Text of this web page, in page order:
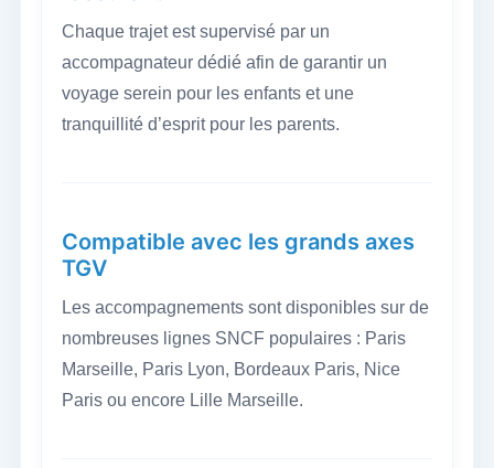
Chaque trajet est supervisé par un
accompagnateur dédié afin de garantir un
voyage serein pour les enfants et une
tranquillité d’esprit pour les parents.
Compatible avec les grands axes
TGV
Les accompagnements sont disponibles sur de
nombreuses lignes SNCF populaires : Paris
Marseille, Paris Lyon, Bordeaux Paris, Nice
Paris ou encore Lille Marseille.